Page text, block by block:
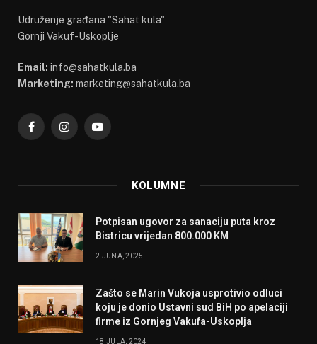
Udruženje građana "Sahat kula"
Gornji Vakuf-Uskoplje
Email: info@sahatkula.ba
Marketing: marketing@sahatkula.ba
FacebookInstagramYouTube
KOLUMNE
Potpisan ugovor za sanaciju puta kroz
Bistricu vrijedan 800.000 KM
2 JUNA, 2025
Zašto se Marin Vukoja usprotivio odluci
koju je donio Ustavni sud BiH po apelaciji
firme iz Gornjeg Vakufa-Uskoplja
18 JULA, 2024